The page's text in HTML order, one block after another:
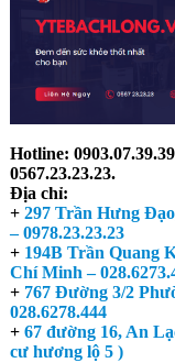
Máy tạo oxy
hiện đại dành
công nghệ PSA
ái và nhiều tính